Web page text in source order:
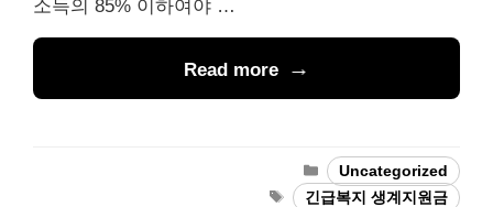
소득의 85% 이하여야 …
Read more
Categories
Uncategorized
Tags긴급복지 생계지원금